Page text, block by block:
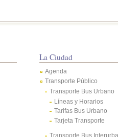
La Ciudad
Agenda
Transporte Público
Transporte Bus Urbano
Líneas y Horarios
Tarifas Bus Urbano
Tarjeta Transporte
Transporte Bus